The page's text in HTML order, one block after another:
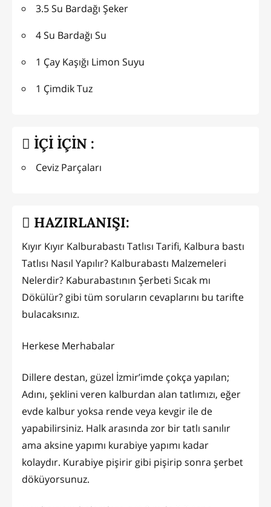
3.5 Su Bardağı Şeker
4 Su Bardağı Su
1 Çay Kaşığı Limon Suyu
1 Çimdik Tuz
İÇİ İÇİN :
Ceviz Parçaları
HAZIRLANIŞI:
Kıyır Kıyır Kalburabastı Tatlısı Tarifi, Kalbura bastı
Tatlısı Nasıl Yapılır? Kalburabastı Malzemeleri
Nelerdir? Kaburabastının Şerbeti Sıcak mı
Dökülür? gibi tüm soruların cevaplarını bu tarifte
bulacaksınız.
Herkese Merhabalar
Dillere destan, güzel İzmir’imde çokça yapılan;
Adını, şeklini veren kalburdan alan tatlımızı, eğer
evde kalbur yoksa rende veya kevgir ile de
yapabilirsiniz. Halk arasında zor bir tatlı sanılır
ama aksine yapımı kurabiye yapımı kadar
kolaydır. Kurabiye pişirir gibi pişirip sonra şerbet
döküyorsunuz.